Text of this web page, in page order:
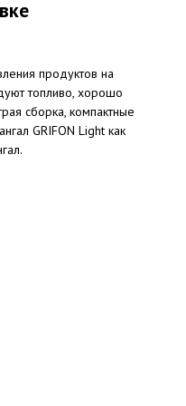
продуктов на
топливо, хорошо
сборка, компактные
GRIFON Light как